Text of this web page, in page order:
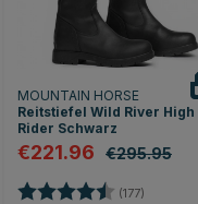
MOUNTAIN HORSE
Reitstiefel Wild River High
Rider Schwarz
€221.96 €295.95
Bewertung: (177)